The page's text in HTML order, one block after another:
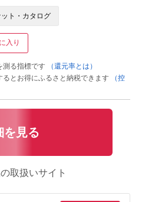
ト・カタログ
入り
る指標です
（還元率とは）
とお得にふるさと納税できます
（控
を見る
取扱いサイト